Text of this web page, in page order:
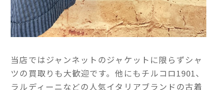
当店ではジャンネットのジャケットに限らずシャ
ツの買取りも大歓迎です。他にもチルコロ1901、
ラルディーニなどの人気イタリアブランドの古着